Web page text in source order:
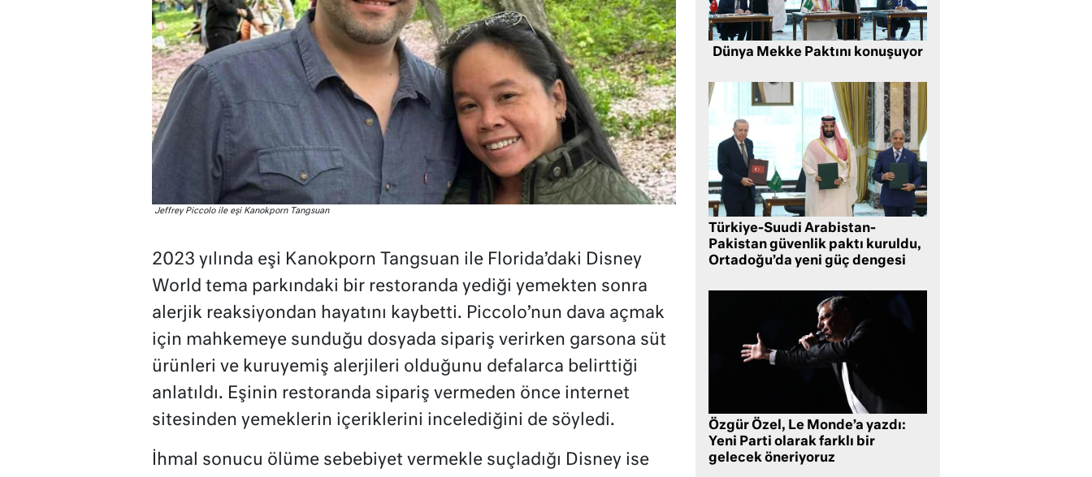
Jeffrey Piccolo ile eşi Kanokporn Tangsuan
2023 yılında eşi Kanokporn Tangsuan ile Florida’daki Disney
World tema parkındaki bir restoranda yediği yemekten sonra
alerjik reaksiyondan hayatını kaybetti. Piccolo’nun dava açmak
için mahkemeye sunduğu dosyada sipariş verirken garsona süt
ürünleri ve kuruyemiş alerjileri olduğunu defalarca belirttiği
anlatıldı. Eşinin restoranda sipariş vermeden önce internet
sitesinden yemeklerin içeriklerini incelediğini de söyledi.
İhmal sonucu ölüme sebebiyet vermekle suçladığı Disney ise
Dünya Mekke Paktını konuşuyor
Türkiye-Suudi Arabistan-
Pakistan güvenlik paktı kuruldu,
Ortadoğu’da yeni güç dengesi
Özgür Özel, Le Monde’a yazdı:
Yeni Parti olarak farklı bir
gelecek öneriyoruz